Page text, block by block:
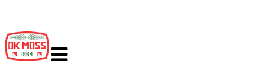
navigasjon